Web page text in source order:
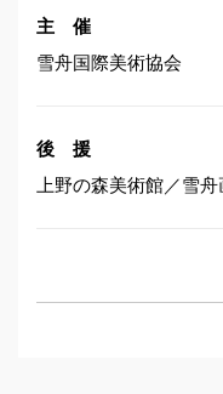
主 催
雪舟国際美術協会
後 援
上野の森美術館／雪